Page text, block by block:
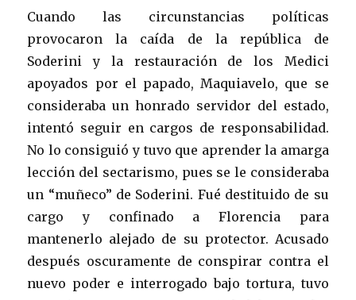
Cuando las circunstancias políticas
provocaron la caída de la república de
Soderini y la restauración de los Medici
apoyados por el papado, Maquiavelo, que se
consideraba un honrado servidor del estado,
intentó seguir en cargos de responsabilidad.
No lo consiguió y tuvo que aprender la amarga
lección del sectarismo, pues se le consideraba
un “muñeco” de Soderini. Fué destituido de su
cargo y confinado a Florencia para
mantenerlo alejado de su protector. Acusado
después oscuramente de conspirar contra el
nuevo poder e interrogado bajo tortura, tuvo